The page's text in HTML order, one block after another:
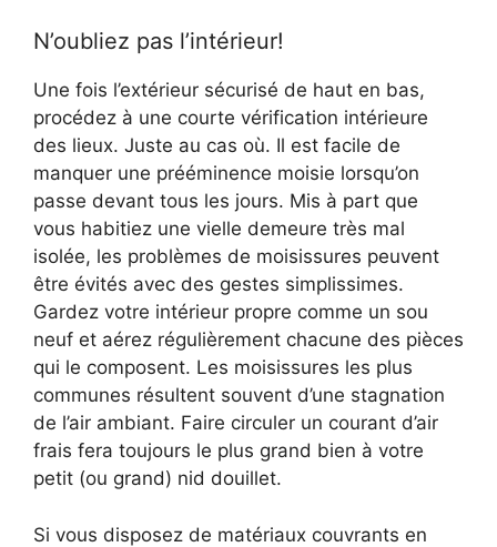
N’oubliez pas l’intérieur!
Une fois l’extérieur sécurisé de haut en bas,
procédez à une courte vérification intérieure
des lieux. Juste au cas où. Il est facile de
manquer une prééminence moisie lorsqu’on
passe devant tous les jours. Mis à part que
vous habitiez une vielle demeure très mal
isolée, les problèmes de moisissures peuvent
être évités avec des gestes simplissimes.
Gardez votre intérieur propre comme un sou
neuf et aérez régulièrement chacune des pièces
qui le composent. Les moisissures les plus
communes résultent souvent d’une stagnation
de l’air ambiant. Faire circuler un courant d’air
frais fera toujours le plus grand bien à votre
petit (ou grand) nid douillet.
Si vous disposez de matériaux couvrants en